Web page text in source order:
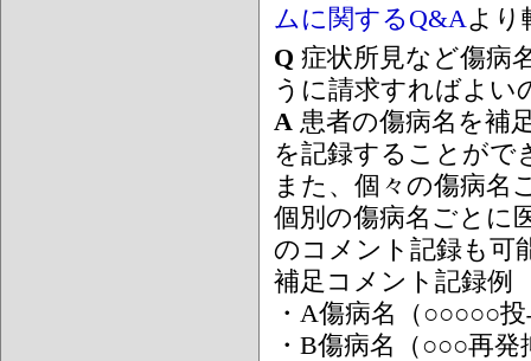
ムに関するQ&Aより
Q 症状所見など傷病
うに請求すればよい
A 患者の傷病名を補
を記録することがで
また、個々の傷病名
個別の傷病名ごとに
のコメント記録も可
補足コメント記録例
・A傷病名（○○○○○
・B傷病名（○○○再